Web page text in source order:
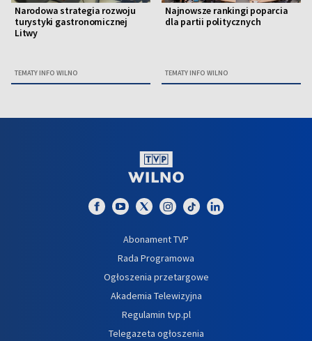
Narodowa strategia rozwoju
turystyki gastronomicznej
Litwy
TEMATY INFO WILNO
Najnowsze rankingi poparcia
dla partii politycznych
TEMATY INFO WILNO
Abonament TVP
Rada Programowa
Ogłoszenia przetargowe
Akademia Telewizyjna
Regulamin tvp.pl
Telegazeta ogłoszenia